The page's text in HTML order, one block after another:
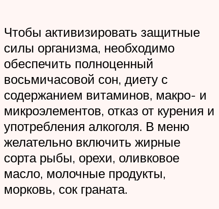
Чтобы активизировать защитные
силы организма, необходимо
обеспечить полноценный
восьмичасовой сон, диету с
содержанием витаминов, макро- и
микроэлементов, отказ от курения и
употребления алкоголя. В меню
желательно включить жирные
сорта рыбы, орехи, оливковое
масло, молочные продукты,
морковь, сок граната.